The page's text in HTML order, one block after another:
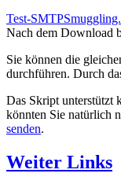
Test-
Nach dem Download
Sie können die
durchführen. Durch
Das Skript unterstützt
könnten Sie natürlich
senden.
Weiter Links